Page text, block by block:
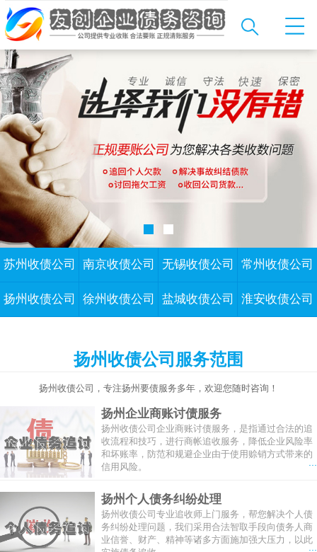
苏州收债公司 南京收债公司 无锡收债公司 常州收债公司
扬州收债公司 徐州收债公司 盐城收债公司 淮安收债公司
扬州收债公司服务范围
扬州收债公司，专注扬州要债服务多年，欢迎您随时咨询！
扬州企业商账讨债服务
扬州收债公司企业商账讨债服务，是指通过合法的追
收流程和技巧，进行商帐追收服务，降低企业风险率
和坏账率，防范和规避企业由于使用赊销方式带来的
信用风险。
...
扬州个人债务纠纷处理
扬州收债公司专业追收师上门服务，帮您解决个人债
务纠纷处理问题，我们采用合法智取手段向债务人商
业信誉、财产、精神等诸多方面施加强大压力，以此
...